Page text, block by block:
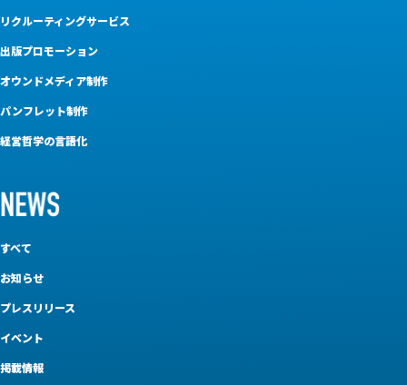
リクルーティングサービス
出版プロモーション
オウンドメディア制作
パンフレット制作
経営哲学の言語化
すべて
お知らせ
プレスリリース
イベント
掲載情報